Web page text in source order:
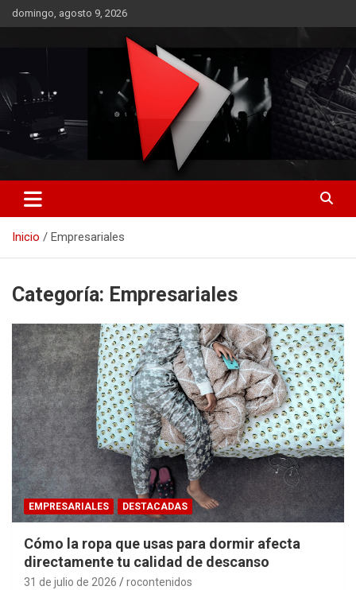
Saltar
al
domingo, agosto 9, 2026
RO CONTENIDOS
Inicio Empresariales
Categoría: Empresariales
EMPRESARIALES DESTACADAS
Cómo la ropa que usas para dormir afecta
directamente tu calidad de descanso
31 de julio de 2026 rocontenidos